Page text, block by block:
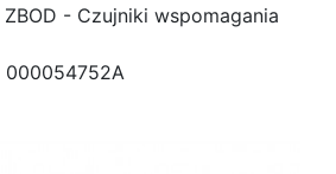
ZBOD - Czujniki wspomagania
000054752A